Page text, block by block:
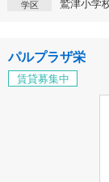
学区
パルプラザ栄
賃貸募集中